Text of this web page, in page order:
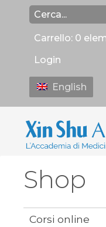
Carrello: 0
Login
English
Shop
Corsi online